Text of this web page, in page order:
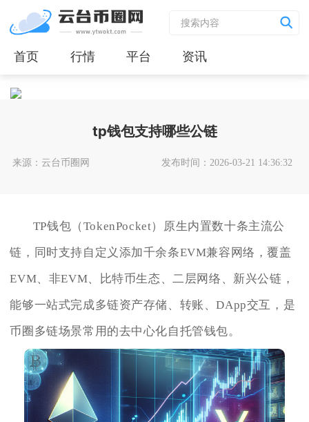
首页 行情 平台 资讯
tp钱包支持哪些公链
来源：云台币圈网 发布时间：2026-03-21 14:36:32
TP钱包（TokenPocket）原生内置数十条主流公
链，同时支持自定义添加千余条EVM兼容网络，覆盖
EVM、非EVM、比特币生态、二层网络、新兴公链，
能够一站式完成多链资产存储、转账、DApp交互，是
币圈多链场景常用的去中心化自托管钱包。